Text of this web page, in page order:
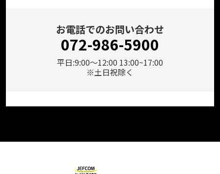
お電話でのお問い合わせ
072-986-5900
平日:9:00～12:00 13:00~17:00
※土日祝除く